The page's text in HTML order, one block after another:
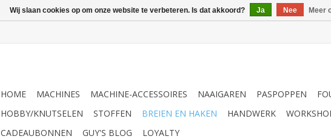
HOME MACHINES MACHINE-ACCESSOIRES NAAIGAREN PASPOPPEN
HOBBY/KNUTSELEN
STOFFEN BREIEN EN HAKEN HANDWERK
CADEAUBONNEN
GUY'S BLOG LOYALTY
Wij slaan cookies op om onze website te verbeteren. Is dat akkoord? Ja Nee Meer